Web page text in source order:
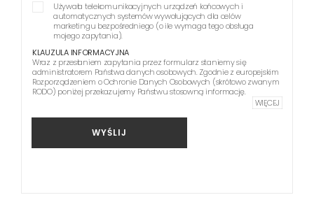
Używała telekomunikacyjnych urządzeń końcowych i
automatycznych systemów wywołujących dla celów
marketingu bezpośredniego (o ile wymaga tego obsługa
mojego zapytania).
KLAUZULA INFORMACYJNA
Wraz z przesłaniem zapytania przez formularz staniemy się
administratorem Państwa danych osobowych. Zgodnie z europejskim
Rozporządzeniem o Ochronie Danych Osobowych (skrótowo zwanym
RODO) poniżej przekazujemy Państwu stosowną informację.
WIĘCEJ
WYŚLIJ